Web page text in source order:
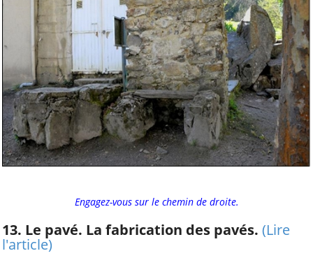
Engagez-vous sur le chemin de droite.
13. Le pavé. La fabrication des pavés. (Lire
l'article)